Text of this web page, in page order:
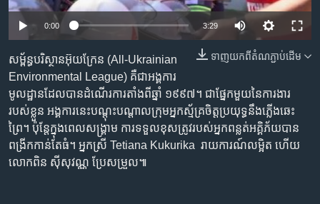
និង​
កាន់​
ទំព័រ​
ស្វែង​
រក
បណ្តាញ​សង្គម
ភាសា
0:00 3:29
ទាញ​យក​ពី​តំណភ្ជាប់​ដើម
សម្ព័ន្ធ​បរិស្ថាន​អ៊ុយក្រែន ​(All-Ukrainian
Environmental League)​ ​គឺ​ជា​អង្គការ​
មូលដ្ឋាន​ដែល​បាន​ដំណើរ​ការ​តាំង​ពី​ឆ្នាំ ១៩៩៧។ ​ជាផ្នែក​មួយ​នៃ​ការងារ​
របស់​ខ្លួន ​អង្គការ​នេះ​បណ្តុះ​បណ្តាល​ក្រុម​អ្នក​ស្ម័គ្រ​ចិត្ត​ប្រយុទ្ធ​នឹង​ភ្លើង​ឆេះ
ព្រៃ។ ​ប៉ុន្តែ​ក្នុង​ពេល​សង្រ្គាម​ ការ​ទទួល​ខុស​ត្រូវ​របស់​អ្នក​ពន្លត់​អគ្គិភ័យ​បាន​
ពង្រីក​កាន់​តែធំ។ ​អ្នកស្រី​ Tetiana Kukurika ​ រាយ​ការណ៍លម្អិត ​ហើយ​
លោក​ពិន ស៊ីសុវណ្ណ​ ប្រែ​សម្រួល​៕